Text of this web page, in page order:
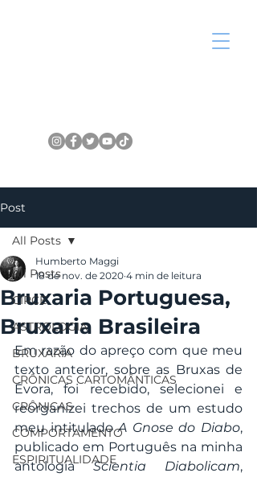
Post
All Posts
CIRCE
ASTROLOGIA
BRUXARIA
CRÔNICAS CARTOMÂNTICAS
CRÔNICAS
COMPORTAMENTO
ESPIRITUALIDADE
All Posts
Bruxaria Portuguesa,
Bruxaria Brasileira
Humberto Maggi
18 de nov. de 2020 4 min de leitura
Em razão do apreço com que meu
texto anterior, sobre as Bruxas de
Évora, foi recebido, selecionei e
reorganizei trechos de um estudo
meu intitulado A Gnose do Diabo,
publicado em Português na minha
antologia Scientia Diabolicam,